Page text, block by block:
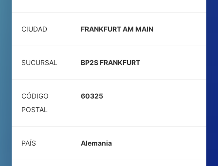
CIUDAD FRANKFURT AM MAIN
SUCURSAL BP2S FRANKFURT
CÓDIGO
POSTAL
60325
PAÍS Alemania